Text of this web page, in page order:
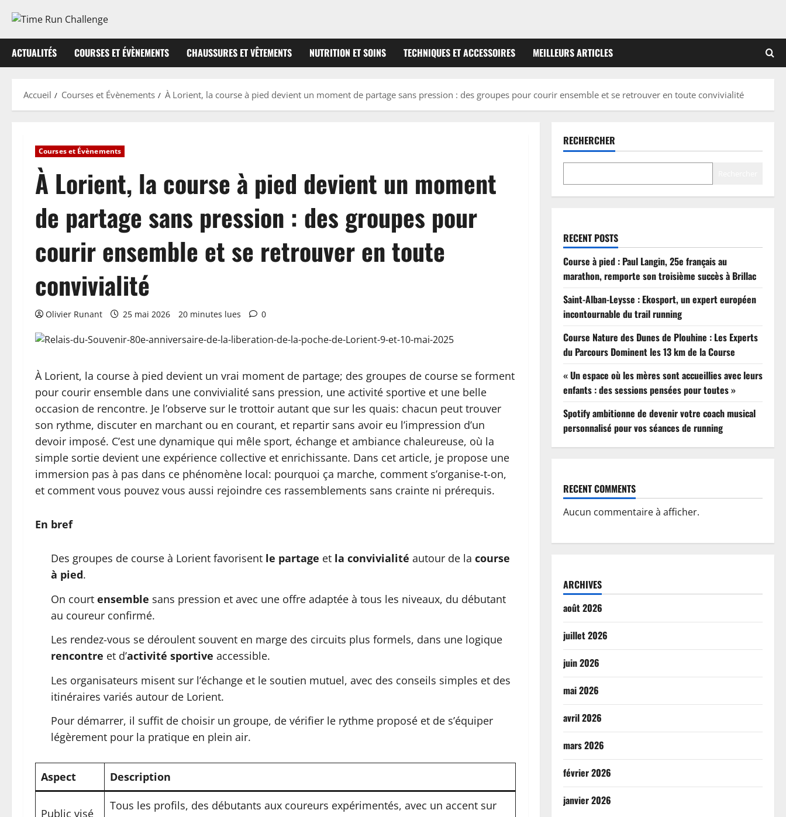
contenu
ACTUALITÉS COURSES ET ÉVÈNEMENTS CHAUSSURES ET VÊTEMENTS NUTRITION ET SOINS TECHNIQUES ET ACCESSOIRES MEILLEURS ARTICLES
Accueil Courses et Évènements À Lorient, la course à pied devient un moment de partage sans pression : des groupes pour courir ensemble et se retrouver en toute convivialité
Courses et Évènements
À Lorient, la course à pied devient un moment
de partage sans pression : des groupes pour
courir ensemble et se retrouver en toute
convivialité
Olivier Runant 25 mai 2026 20 minutes lues 0
À Lorient, la course à pied devient un vrai moment de partage; des groupes de course se forment
pour courir ensemble dans une convivialité sans pression, une activité sportive et une belle
occasion de rencontre. Je l’observe sur le trottoir autant que sur les quais: chacun peut trouver
son rythme, discuter en marchant ou en courant, et repartir sans avoir eu l’impression d’un
devoir imposé. C’est une dynamique qui mêle sport, échange et ambiance chaleureuse, où la
simple sortie devient une expérience collective et enrichissante. Dans cet article, je propose une
immersion pas à pas dans ce phénomène local: pourquoi ça marche, comment s’organise-t-on,
et comment vous pouvez vous aussi rejoindre ces rassemblements sans crainte ni prérequis.
En bref
Des groupes de course à Lorient favorisent le partage et la convivialité autour de la course
à pied.
On court ensemble sans pression et avec une offre adaptée à tous les niveaux, du débutant
au coureur confirmé.
Les rendez-vous se déroulent souvent en marge des circuits plus formels, dans une logique
rencontre et d’activité sportive accessible.
Les organisateurs misent sur l’échange et le soutien mutuel, avec des conseils simples et des
itinéraires variés autour de Lorient.
Pour démarrer, il suffit de choisir un groupe, de vérifier le rythme proposé et de s’équiper
légèrement pour la pratique en plein air.
Aspect Description
Public visé
Tous les profils, des débutants aux coureurs expérimentés, avec un accent sur
RECHERCHER
RECENT POSTS
Course à pied : Paul Langin, 25e français au
marathon, remporte son troisième succès à Brillac
Saint-Alban-Leysse : Ekosport, un expert européen
incontournable du trail running
Course Nature des Dunes de Plouhine : Les Experts
du Parcours Dominent les 13 km de la Course
« Un espace où les mères sont accueillies avec leurs
enfants : des sessions pensées pour toutes »
Spotify ambitionne de devenir votre coach musical
personnalisé pour vos séances de running
RECENT COMMENTS
Aucun commentaire à afficher.
ARCHIVES
août 2026
juillet 2026
juin 2026
mai 2026
avril 2026
mars 2026
février 2026
janvier 2026